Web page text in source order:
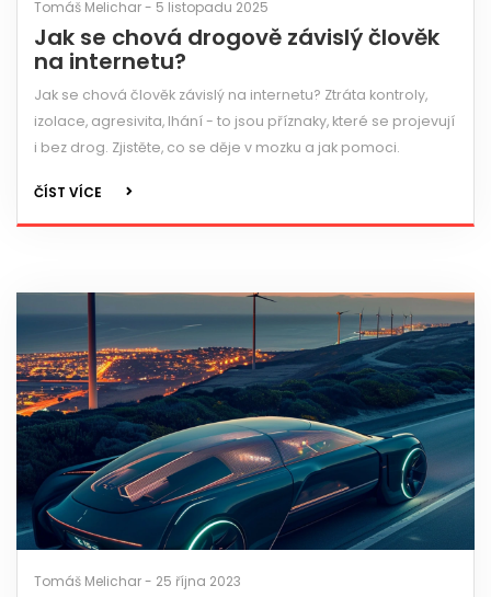
Tomáš Melichar - 5 listopadu 2025
Jak se chová drogově závislý člověk
na internetu?
Jak se chová člověk závislý na internetu? Ztráta kontroly,
izolace, agresivita, lhání - to jsou příznaky, které se projevují
i bez drog. Zjistěte, co se děje v mozku a jak pomoci.
ČÍST VÍCE
Tomáš Melichar - 25 října 2023